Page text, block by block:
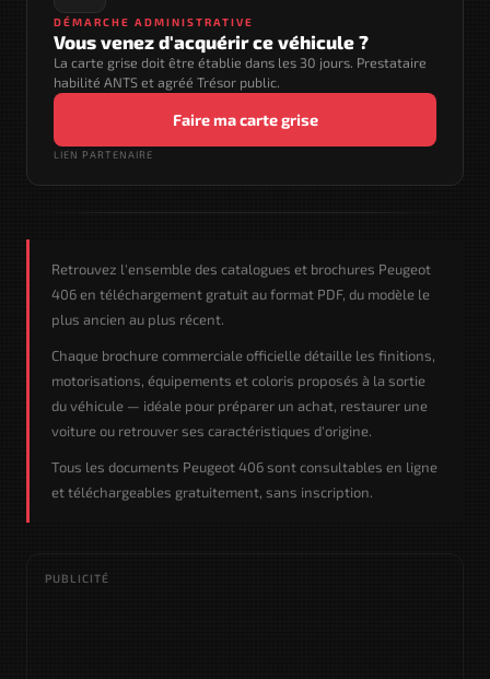
DÉMARCHE ADMINISTRATIVE
Vous venez d'acquérir ce véhicule ?
La carte grise doit être établie dans les 30 jours. Prestataire
habilité ANTS et agréé Trésor public.
Faire ma carte grise
LIEN PARTENAIRE
Retrouvez l'ensemble des catalogues et brochures Peugeot
406 en téléchargement gratuit au format PDF, du modèle le
plus ancien au plus récent.
Chaque brochure commerciale officielle détaille les finitions,
motorisations, équipements et coloris proposés à la sortie
du véhicule — idéale pour préparer un achat, restaurer une
voiture ou retrouver ses caractéristiques d'origine.
Tous les documents Peugeot 406 sont consultables en ligne
et téléchargeables gratuitement, sans inscription.
PUBLICITÉ